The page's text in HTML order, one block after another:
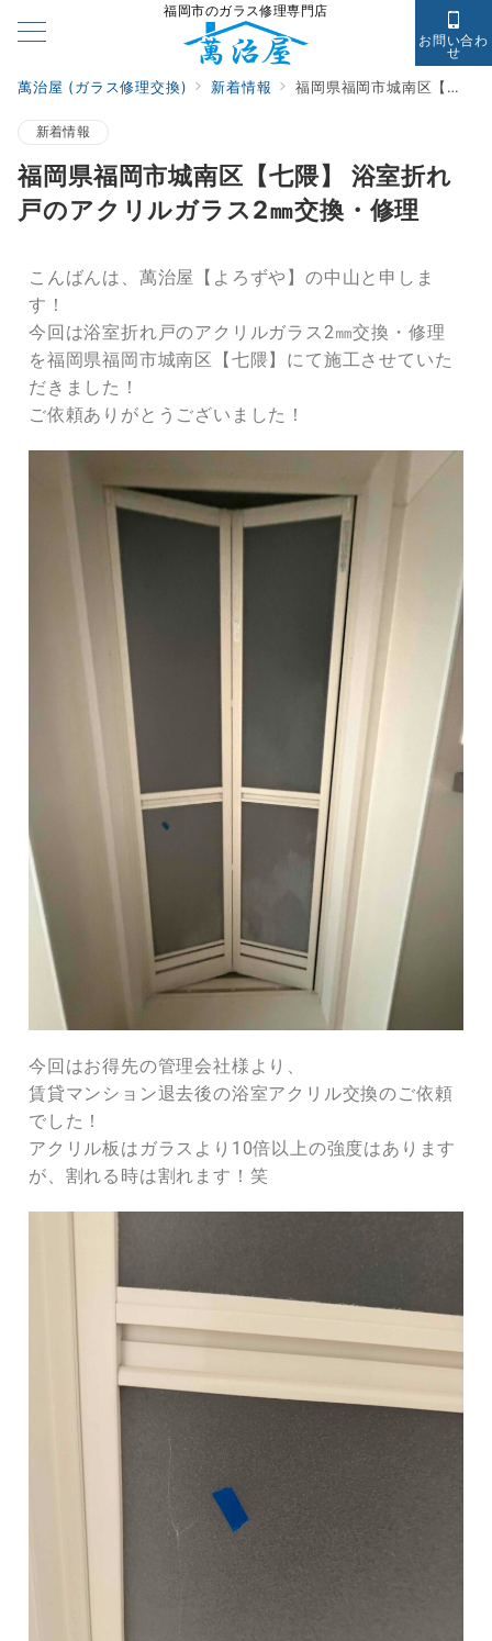
福岡市のガラス修理専門店
お問い合わ
せ
萬治屋 (ガラス修理交換) 新着情報 福岡県福岡市城南区【七隈】 浴室折れ戸のアクリルガラス2㎜交換・修理
新着情報
福岡県福岡市城南区【七隈】 浴室折れ
戸のアクリルガラス2㎜交換・修理
こんばんは、萬治屋【よろずや】の中山と申しま
す！
今回は浴室折れ戸のアクリルガラス2㎜交換・修理
を福岡県福岡市城南区【七隈】にて施工させていた
だきました！
ご依頼ありがとうございました！
今回はお得先の管理会社様より、
賃貸マンション退去後の浴室アクリル交換のご依頼
でした！
アクリル板はガラスより10倍以上の強度はあります
が、割れる時は割れます！笑